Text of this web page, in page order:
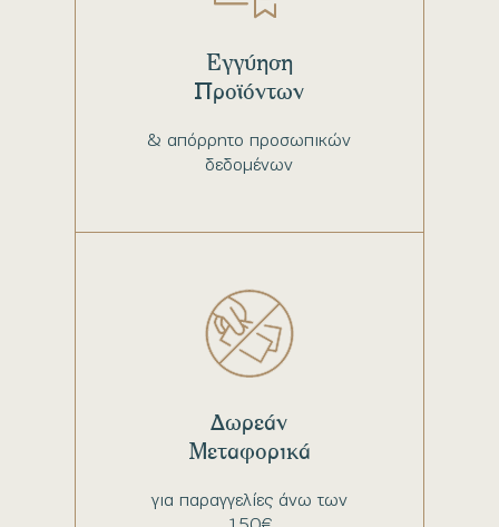
& απόρρητο προσωπικών
δεδομένων
Εγγύηση
Προϊόντων
για παραγγελίες άνω των
Δωρεάν
Μεταφορικά